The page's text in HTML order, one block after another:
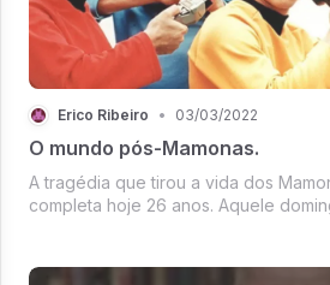
Érico Ribeiro • 03/03/2022
O mundo pós-Mamonas.
A tragédia que tirou a vida dos
completa hoje 26 anos. Aquele
completamente anônima, para quem